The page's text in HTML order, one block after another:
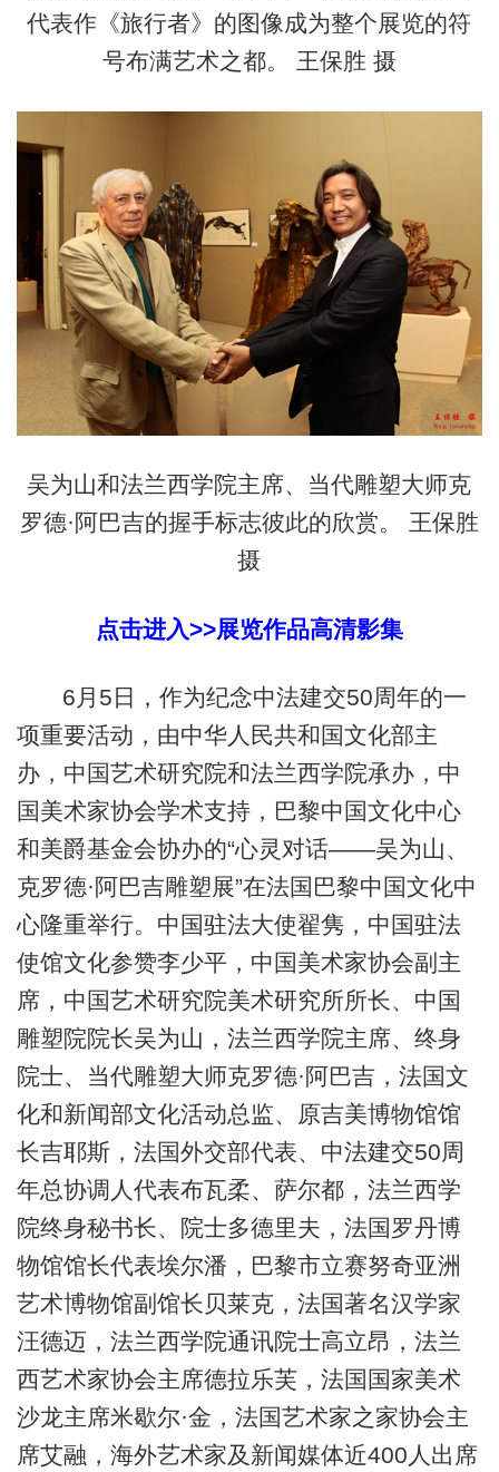
代表作《旅行者》的图像成为整个展览的符
号布满艺术之都。 王保胜 摄
吴为山和法兰西学院主席、当代雕塑大师克
罗德·阿巴吉的握手标志彼此的欣赏。 王保胜
摄
点击进入>>展览作品高清影集
6月5日，作为纪念中法建交50周年的一
项重要活动，由中华人民共和国文化部主
办，中国艺术研究院和法兰西学院承办，中
国美术家协会学术支持，巴黎中国文化中心
和美爵基金会协办的“心灵对话——吴为山、
克罗德·阿巴吉雕塑展”在法国巴黎中国文化中
心隆重举行。中国驻法大使翟隽，中国驻法
使馆文化参赞李少平，中国美术家协会副主
席，中国艺术研究院美术研究所所长、中国
雕塑院院长吴为山，法兰西学院主席、终身
院士、当代雕塑大师克罗德·阿巴吉，法国文
化和新闻部文化活动总监、原吉美博物馆馆
长吉耶斯，法国外交部代表、中法建交50周
年总协调人代表布瓦柔、萨尔都，法兰西学
院终身秘书长、院士多德里夫，法国罗丹博
物馆馆长代表埃尔潘，巴黎市立赛努奇亚洲
艺术博物馆副馆长贝莱克，法国著名汉学家
汪德迈，法兰西学院通讯院士高立昂，法兰
西艺术家协会主席德拉乐芙，法国国家美术
沙龙主席米歇尔·金，法国艺术家之家协会主
席艾融，海外艺术家及新闻媒体近400人出席